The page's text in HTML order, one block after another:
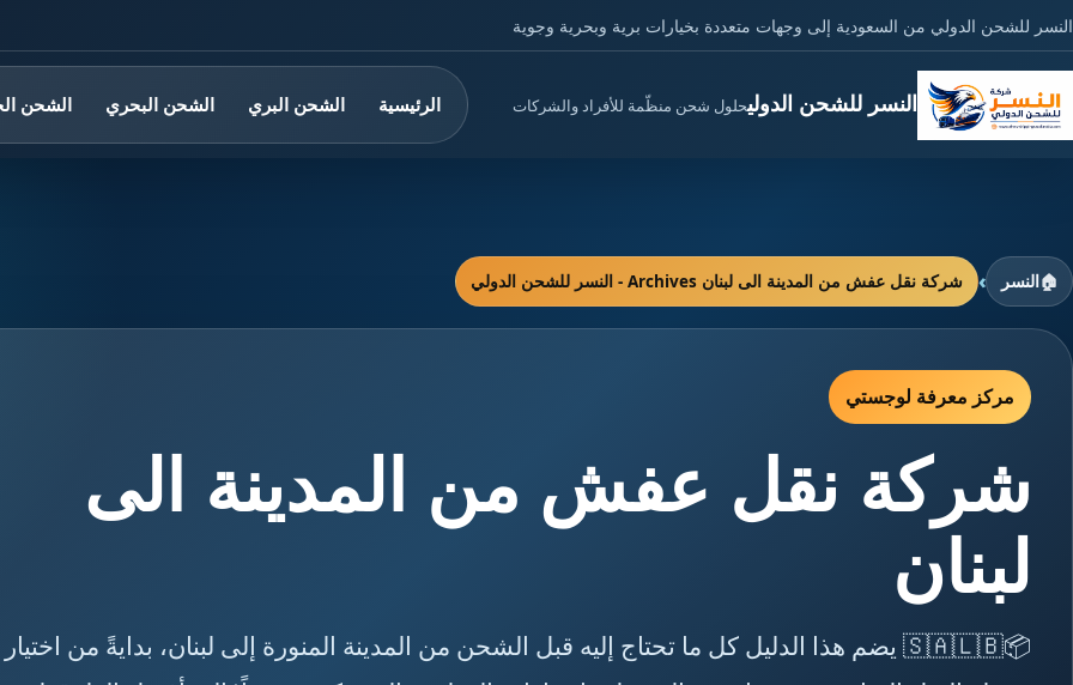
النسر للشحن الدولي من السعودية إلى وجهات متعددة بخيارات برية وبحرية وجوية
النسر للشحن الدوليحلول شحن منظّمة للأفراد والشركات الرئيسية الشحن البري الشحن البحري الشحن
🏠النسر › شركة نقل عفش من المدينة الى لبنان Archives - النسر للشحن الدولي
مركز معرفة لوجستي
شركة نقل عفش من المدينة الى
لبنان
📦🇸🇦🇱🇧 يضم هذا الدليل كل ما تحتاج إليه قبل الشحن من المدينة المنورة إلى لبنان، بدايةً من اختيار